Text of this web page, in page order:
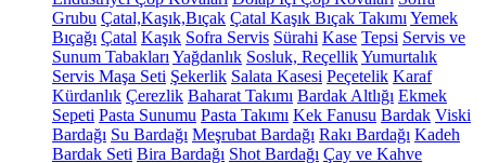
Grubu Çatal,Kaşık,Bıçak Çatal Kaşık Bıçak Takımı Yemek
Bıçağı Çatal Kaşık Sofra Servis Sürahi Kase Tepsi Servis ve
Sunum Tabakları Yağdanlık Sosluk, ReçellikYumurtalık
Servis Maşa Seti Şekerlik Salata Kasesi Peçetelik Karaf
Kürdanlık Çerezlik Baharat Takımı Bardak Altlığı Ekmek
Sepeti Pasta Sunumu Pasta Takımı Kek Fanusu Bardak Viski
Bardağı Su Bardağı Meşrubat Bardağı Rakı Bardağı Kadeh
Bardak Seti Bira Bardağı Shot Bardağı Çay ve Kahve